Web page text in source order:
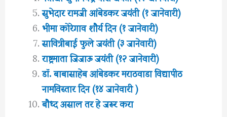
सुभेदार रामजी आंबेडकर जयंती (१ जानेवारी)
भीमा कोरेगाव शौर्य दिन (१ जानेवारी)
सावित्रीबाई फुले जयंती (३ जानेवारी)
राष्ट्रमाता जिजाऊ जयंती (१२ जानेवारी)
डॉ. बाबासाहेब आंबेडकर मराठवाडा विद्यापीठ
नामविस्तार दिन (१४ जानेवारी )
बौध्द असाल तर हे जरूर करा